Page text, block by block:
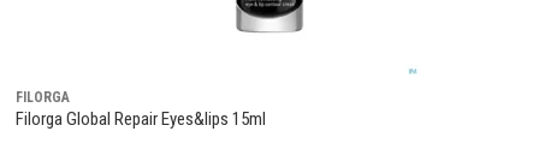
FILORGA
Filorga Global Repair Eyes&lips 15ml